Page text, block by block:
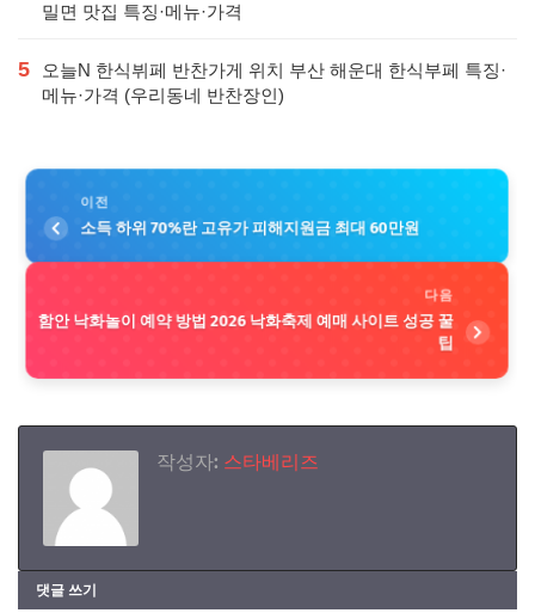
밀면 맛집 특징·메뉴·가격
5
오늘N 한식뷔페 반찬가게 위치 부산 해운대 한식부페 특징·
메뉴·가격 (우리동네 반찬장인)
이전
소득 하위 70%란 고유가 피해지원금 최대 60만원
다음
함안 낙화놀이 예약 방법 2026 낙화축제 예매 사이트 성공 꿀
팁
작성자: 스타베리즈
댓글 쓰기